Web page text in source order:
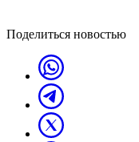
Поделиться новостью